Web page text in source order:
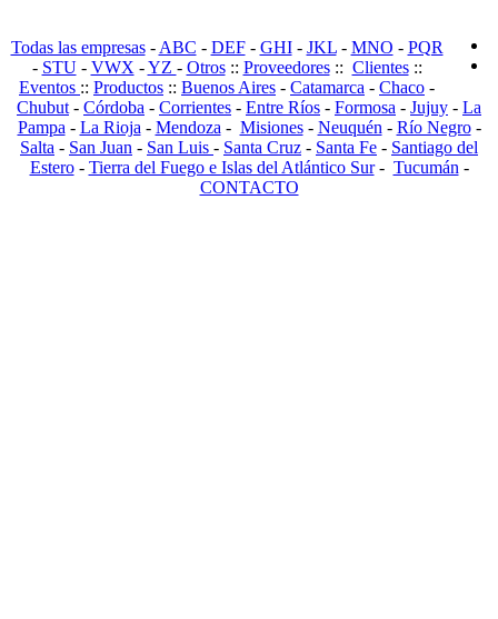
Todas las empresas- ABC - DEF- GHI- JKL- MNO - PQR
- STU- VWX -YZ - Otros:: Proveedores:: Clientes::
Eventos :: Productos :: Buenos Aires - Catamarca - Chaco -
Chubut - Córdoba - Corrientes - Entre Ríos - Formosa - Jujuy - La
Pampa - La Rioja - Mendoza - Misiones- Neuquén - Río Negro-
Salta - San Juan - San Luis - Santa Cruz - Santa Fe - Santiago del
Estero- Tierra del Fuego e Islas del Atlántico Sur- Tucumán -
CONTACTO